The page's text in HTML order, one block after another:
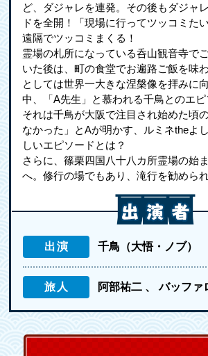
ど、ダジャレを連発。その後もダジャ
ドを全開！「現場に行ってツッコミた
遠隔でツッコミまくる！
霊場の札所になっている呑山観音寺で
いた後は、町の食堂でお遍路ご飯を味
としては世界一大きな涅槃像を拝みに
中、「A先生」と慕われる千鳥とのエピ
それは千鳥が大阪で注目され始めた頃
なかった」とAが明かす、ルミネtheよ
しいエピソードとは？
さらに、篠栗四国八十八カ所霊場の始
へ。修行の場でもあり、滝行を勧めら
出演 千鳥（大悟・ノブ）
旅人 阿部祐二 バッファ